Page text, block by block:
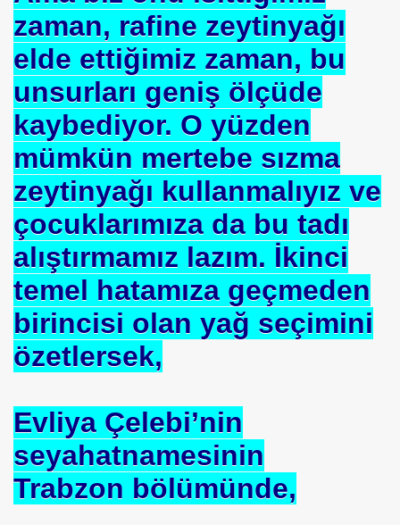
zaman, rafine zeytinyağı
elde ettiğimiz zaman, bu
unsurları geniş ölçüde
kaybediyor. O yüzden
mümkün mertebe sızma
zeytinyağı kullanmalıyız ve
çocuklarımıza da bu tadı
alıştırmamız lazım. İkinci
temel hatamıza geçmeden
birincisi olan yağ seçimini
özetlersek,
Evliya Çelebi’nin
seyahatnamesinin
Trabzon bölümünde,
VAKFI
İSMAİL TOPKAR